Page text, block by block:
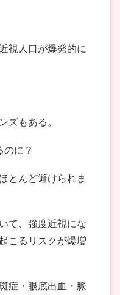
視人口が爆発的に
ズもある。
のに？
とんど避けられま
て、強度近視にな
こるリスクが爆増
症・眼底出血・脈